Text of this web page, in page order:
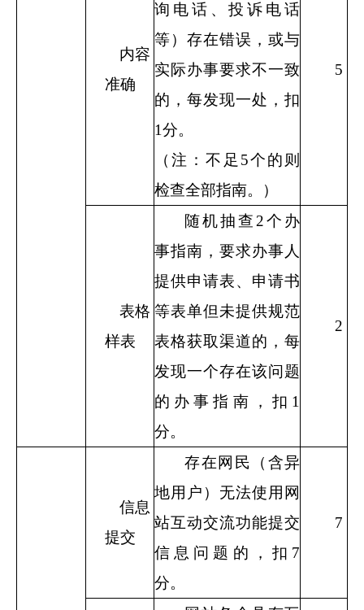
内容
准确
询电话、投诉电话
等）存在错误，或与
实际办事要求不一致
的，每发现一处，扣
1分。
（注：不足 5个的则
检查全部指南。）
5
表格
样表
随机抽查 2个办
事指南，要求办事人
提供申请表、申请书
等表单但未提供规范
表格获取渠道的，每
发现一个存在该问题
的办事指南，扣 1
分。
2
信息
提交
存在网民（含异
地用户）无法使用网
站互动交流功能提交
信息问题的，扣 7
分。
7